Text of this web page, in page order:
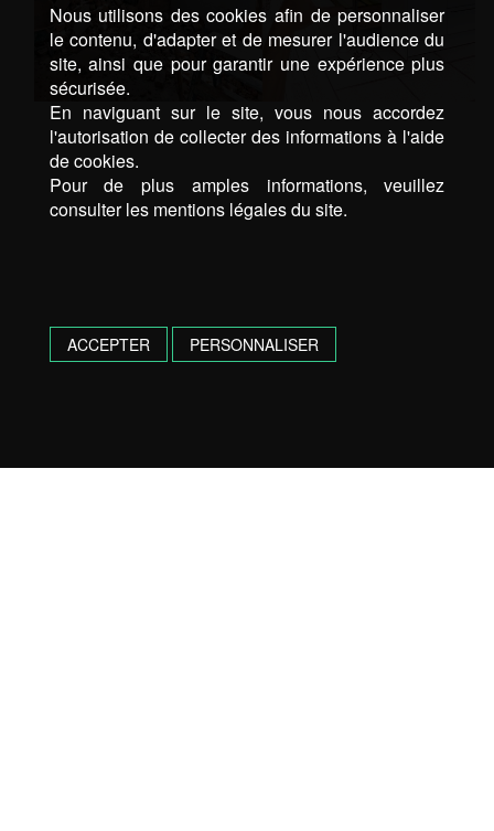
Nous utilisons des cookies afin de personnaliser
le contenu, d'adapter et de mesurer l'audience du
site, ainsi que pour garantir une expérience plus
sécurisée.
En naviguant sur le site, vous nous accordez
l'autorisation de collecter des informations à l'aide
de cookies.
Pour de plus amples informations, veuillez
consulter les mentions légales du site.
ACCEPTER PERSONNALISER